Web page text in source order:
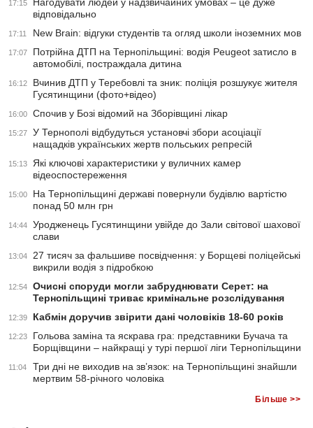
17:15
відповідально
17:11 New Brain: відгуки студентів та огляд школи іноземних мов
17:07
Потрійна ДТП на Тернопільщині: водія Peugeot затисло в
автомобілі, постраждала дитина
16:12
Вчинив ДТП у Теребовлі та зник: поліція розшукує жителя
Гусятинщини (фото+відео)
16:00 Спочив у Бозі відомий на Зборівщині лікар
15:27
У Тернополі відбудуться установчі збори асоціації
нащадків українських жертв польських репресій
15:13
Які ключові характеристики у вуличних камер
відеоспостереження
15:00
На Тернопільщині державі повернули будівлю вартістю
понад 50 млн грн
14:44
Уродженець Гусятинщини увійде до Зали світової шахової
слави
13:04
27 тисяч за фальшиве посвідчення: у Борщеві поліцейські
викрили водія з підробкою
12:54
Очисні споруди могли забруднювати Серет: на
Тернопільщині триває кримінальне розслідування
12:39 Кабмін доручив звірити дані чоловіків 18-60 років
12:23
Гольова заміна та яскрава гра: представники Бучача та
Борщівщини – найкращі у турі першої ліги Тернопільщини
11:04
Три дні не виходив на зв’язок: на Тернопільщині знайшли
мертвим 58-річного чоловіка
Більше >>